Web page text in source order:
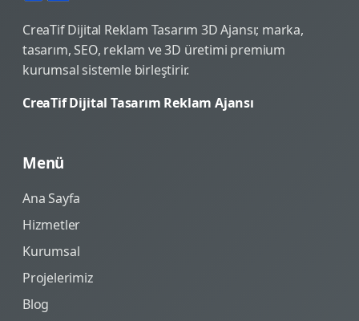
CreaTif Dijital Reklam Tasarım 3D Ajansı; marka,
tasarım, SEO, reklam ve 3D üretimi premium
kurumsal sistemle birleştirir.
CreaTif Dijital Tasarım Reklam Ajansı
Menü
Ana Sayfa
Hizmetler
Kurumsal
Projelerimiz
Blog